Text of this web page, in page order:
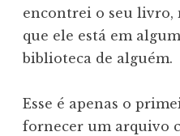
encontrei o seu livro,
que ele está em
biblioteca de alguém.
Esse é apenas o
fornecer um arquivo